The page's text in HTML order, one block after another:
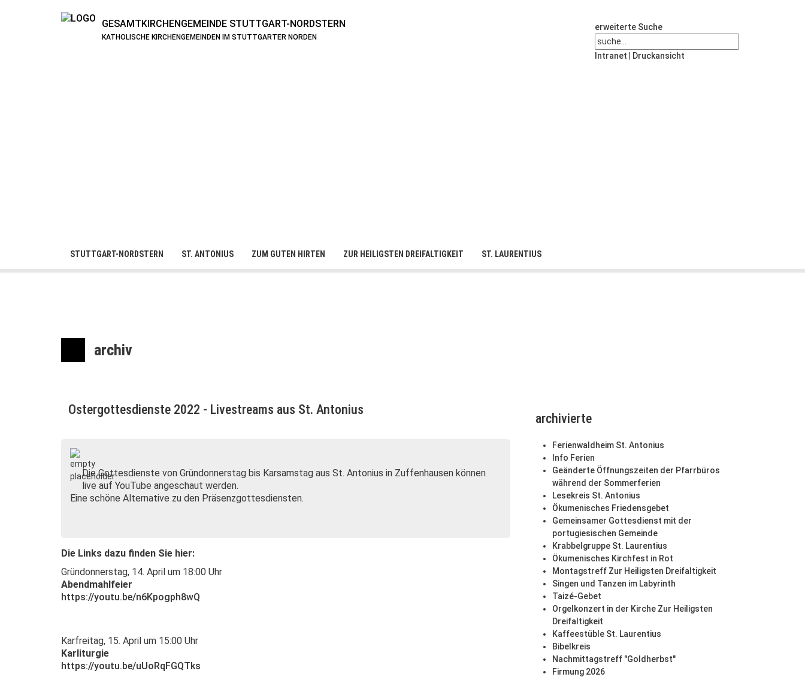
GESAMTKIRCHENGEMEINDE STUTTGART-NORDSTERN
KATHOLISCHE KIRCHENGEMEINDEN IM STUTTGARTER NORDEN
erweiterte Suche
Intranet Druckansicht
STUTTGART-NORDSTERN ST. ANTONIUS ZUM GUTEN HIRTEN ZUR HEILIGSTEN DREIFALTIGKEIT ST. LAURENTIUS
archiv
Ostergottesdienste 2022 - Livestreams aus St. Antonius
Die Gottesdienste von Gründonnerstag bis Karsamstag aus St. Antonius in Zuffenhausen können
live auf YouTube angeschaut werden.
Eine schöne Alternative zu den Präsenzgottesdiensten.
Die Links dazu finden Sie hier:
Gründonnerstag, 14. April um 18:00 Uhr
Abendmahlfeier
https://youtu.be/n6Kpogph8wQ
Karfreitag, 15. April um 15:00 Uhr
Karliturgie
https://youtu.be/uUoRqFGQTks
archivierte
Ferienwaldheim St. Antonius
Info Ferien
Geänderte Öffnungszeiten der Pfarrbüros
während der Sommerferien
Lesekreis St. Antonius
Ökumenisches Friedensgebet
Gemeinsamer Gottesdienst mit der
portugiesischen Gemeinde
Krabbelgruppe St. Laurentius
Ökumenisches Kirchfest in Rot
Montagstreff Zur Heiligsten Dreifaltigkeit
Singen und Tanzen im Labyrinth
Taizé-Gebet
Orgelkonzert in der Kirche Zur Heiligsten
Dreifaltigkeit
Kaffeestüble St. Laurentius
Bibelkreis
Nachmittagstreff "Goldherbst"
Firmung 2026